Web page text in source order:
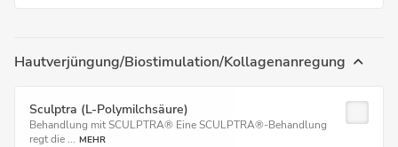
Hautverjüngung/Biostimulation/Kollagenanregung
Sculptra (L-Polymilchsäure)
Behandlung mit SCULPTRA® Eine SCULPTRA®-Behandlung
regt die ... MEHR